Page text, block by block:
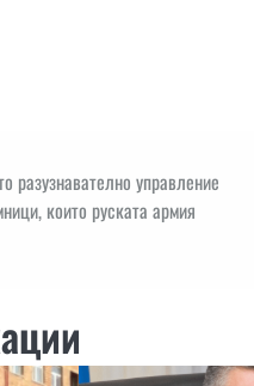
разузнавателно управление
които руската армия